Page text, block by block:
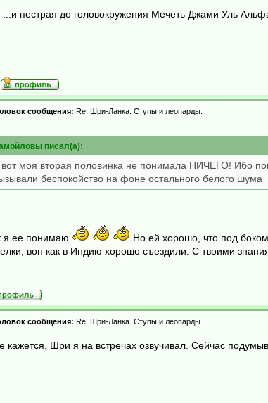
...и пестрая до головокружения Мечеть Джами Уль
сообщения: Re: Шри-Ланка. Ступы и леопарды.
писал(а):
моя вторая половинка не понимала НИЧЕГО! Ибо
беспокойство на фоне остального белого шума
я ее понимаю
Но ей хорошо, что под
вон как в Индию хорошо съездили. С твоими
сообщения: Re: Шри-Ланка. Ступы и леопарды.
кажется, Шри я на встречах озвучивал. Сейчас